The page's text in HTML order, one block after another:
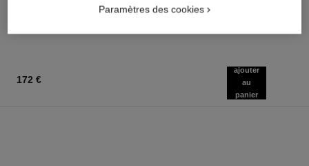
AJOUTER AU PANIER
172 €
ajouter
au
panier
Paramètres des cookies